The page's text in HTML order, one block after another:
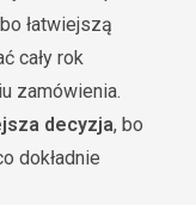
łatwiejszą
cały rok
zamówienia.
decyzja, bo
dokładnie